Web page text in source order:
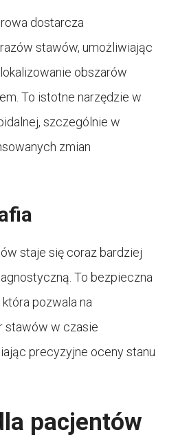
dostarcza
stawów, umożliwiając
obszarów
To istotne narzędzie w
szczególnie w
zmian
staje się coraz bardziej
To bezpieczna
pozwala na
stawów w czasie
precyzyjne oceny stanu
pacjentów